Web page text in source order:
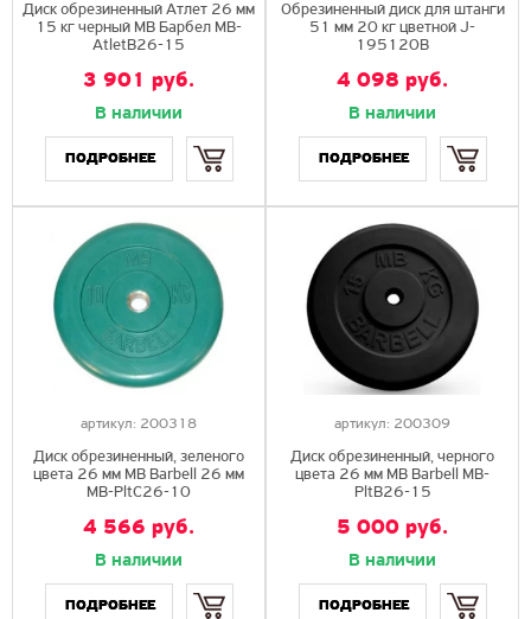
Диск обрезиненный Атлет 26 мм
15 кг черный МВ Барбел MB-
AtletB26-15
3 901 руб.
В наличии
ПОДРОБНЕЕ
Обрезиненный диск для штанги
51 мм 20 кг цветной J-
195120B
4 098 руб.
В наличии
ПОДРОБНЕЕ
артикул: 200318
Диск обрезиненный, зеленого
цвета 26 мм MB Barbell 26 мм
MB-PltC26-10
4 566 руб.
В наличии
ПОДРОБНЕЕ
артикул: 200309
Диск обрезиненный, черного
цвета 26 мм MB Barbell MB-
PltB26-15
5 000 руб.
В наличии
ПОДРОБНЕЕ